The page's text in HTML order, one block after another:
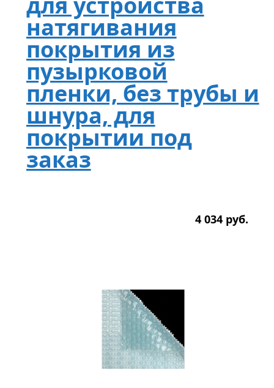
натягивания
покрытия из
пузырковой
пленки, без трубы и
шнура, для
покрытии под
заказ
4 034 руб.